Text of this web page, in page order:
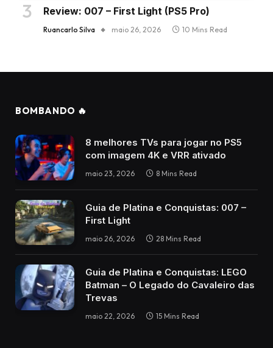
Review: 007 – First Light (PS5 Pro)
Ruancarlo Silva maio 26, 2026 10 Mins Read
BOMBANDO 🔥
8 melhores TVs para jogar no PS5
com imagem 4K e VRR ativado
maio 23, 2026 8 Mins Read
Guia de Platina e Conquistas: 007 –
First Light
maio 26, 2026 28 Mins Read
Guia de Platina e Conquistas: LEGO
Batman – O Legado do Cavaleiro das
Trevas
maio 22, 2026 15 Mins Read